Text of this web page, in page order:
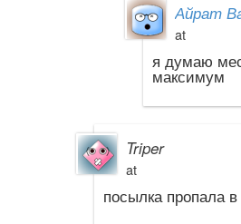
Айрат
at
я думаю
максимум
Triper
at
посылка пропала в